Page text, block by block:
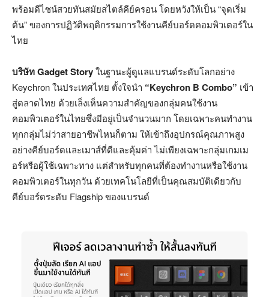
พร้อมดีไซน์สวยทันสมัยสไตล์คีย์ครอน โดยหวังให้เป็น “จุดเริ่ม
ต้น” ของการปฏิวัติพฤติกรรมการใช้งานคีย์บอร์ดคอมพิวเตอร์ใน
ไทย
บริษัท Gadget Storyในฐานะผู้ดูแลแบรนด์ระดับโลกอย่าง
Keychron ในประเทศไทย ตั้งใจนำ “Keychron B Combo” เข้า
สู่ตลาดไทย ด้วยเล็งเห็นความสำคัญของกลุ่มคนใช้งาน
คอมพิวเตอร์ในไทยซึ่งมีอยู่เป็นจำนวนมาก โดยเฉพาะคนทำงาน
ทุกกลุ่มไม่ว่าสายอาชีพไหนก็ตาม ให้เข้าถึงอุปกรณ์คุณภาพสูง
อย่างคีย์บอร์ดและเมาส์ที่ดีและคุ้มค่า ไม่เพียงเฉพาะกลุ่มเกมเม
อร์หรือผู้ใช้เฉพาะทาง แต่สำหรับทุกคนที่ต้องทำงานหรือใช้งาน
คอมพิวเตอร์ในทุกวัน ด้วยเทคโนโลยีที่เป็นคุณสมบัติเดียวกับ
คีย์บอร์ดระดับ Flagship ของแบรนด์